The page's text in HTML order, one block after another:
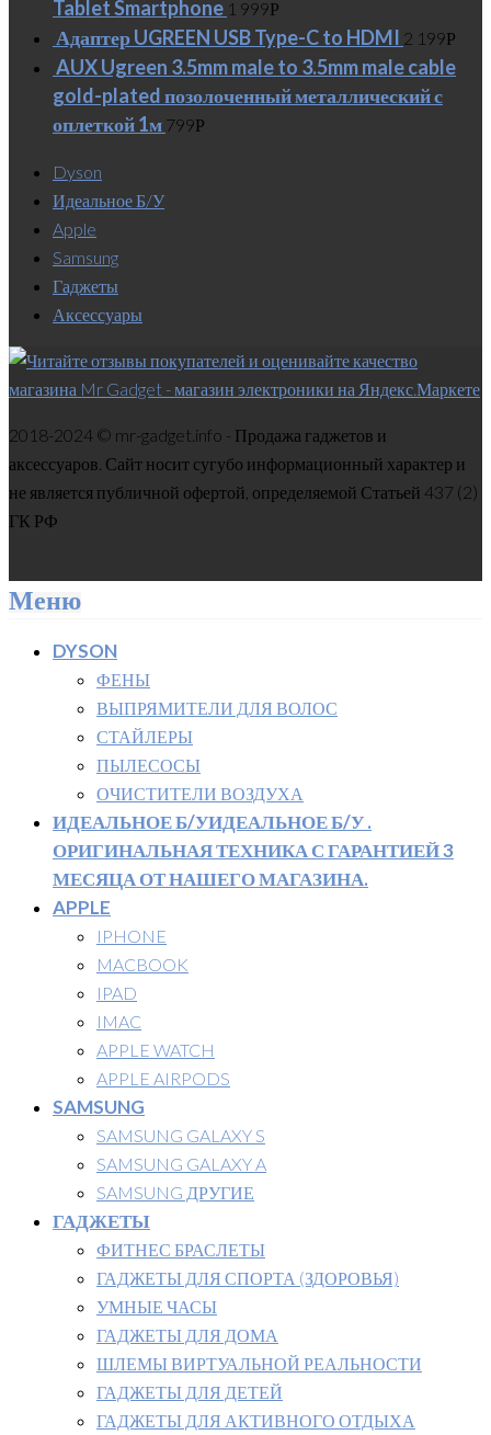
Tablet Smartphone 1 999Р
Адаптер UGREEN USB Type-C to HDMI 2 199Р
AUX Ugreen 3.5mm male to 3.5mm male cable
gold-plated позолоченный металлический с
оплеткой 1м 799Р
Dyson
Идеальное Б/У
Apple
Samsung
Гаджеты
Аксессуары
2018-2024 © mr-gadget.info - Продажа гаджетов и
аксессуаров. Сайт носит сугубо информационный характер и
не является публичной офертой, определяемой Статьей 437 (2)
ГК РФ
Меню
DYSON
ФЕНЫ
ВЫПРЯМИТЕЛИ ДЛЯ ВОЛОС
СТАЙЛЕРЫ
ПЫЛЕСОСЫ
ОЧИСТИТЕЛИ ВОЗДУХА
ИДЕАЛЬНОЕ Б/УИДЕАЛЬНОЕ Б/У .
ОРИГИНАЛЬНАЯ ТЕХНИКА С ГАРАНТИЕЙ 3
МЕСЯЦА ОТ НАШЕГО МАГАЗИНА.
APPLE
IPHONE
MACBOOK
IPAD
IMAC
APPLE WATCH
APPLE AIRPODS
SAMSUNG
SAMSUNG GALAXY S
SAMSUNG GALAXY A
SAMSUNG ДРУГИЕ
ГАДЖЕТЫ
ФИТНЕС БРАСЛЕТЫ
ГАДЖЕТЫ ДЛЯ СПОРТА (ЗДОРОВЬЯ)
УМНЫЕ ЧАСЫ
ГАДЖЕТЫ ДЛЯ ДОМА
ШЛЕМЫ ВИРТУАЛЬНОЙ РЕАЛЬНОСТИ
ГАДЖЕТЫ ДЛЯ ДЕТЕЙ
ГАДЖЕТЫ ДЛЯ АКТИВНОГО ОТДЫХА